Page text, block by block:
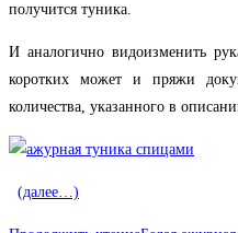
получится туника.
И аналогично видоизменить
коротких может и пряжи
количества, указанного в
(далее…)